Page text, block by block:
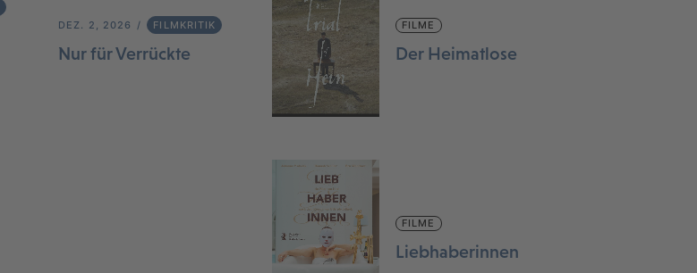
DEZ. 2, 2026 FILMKRITIK
Nur für Verrückte
FILME
Der Heimatlose
FILME
Liebhaberinnen